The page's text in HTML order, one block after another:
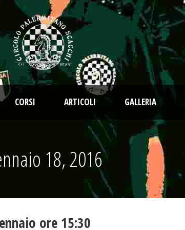
CORSI ARTICOLI GALLERIA
18, 2016
ore 15:30